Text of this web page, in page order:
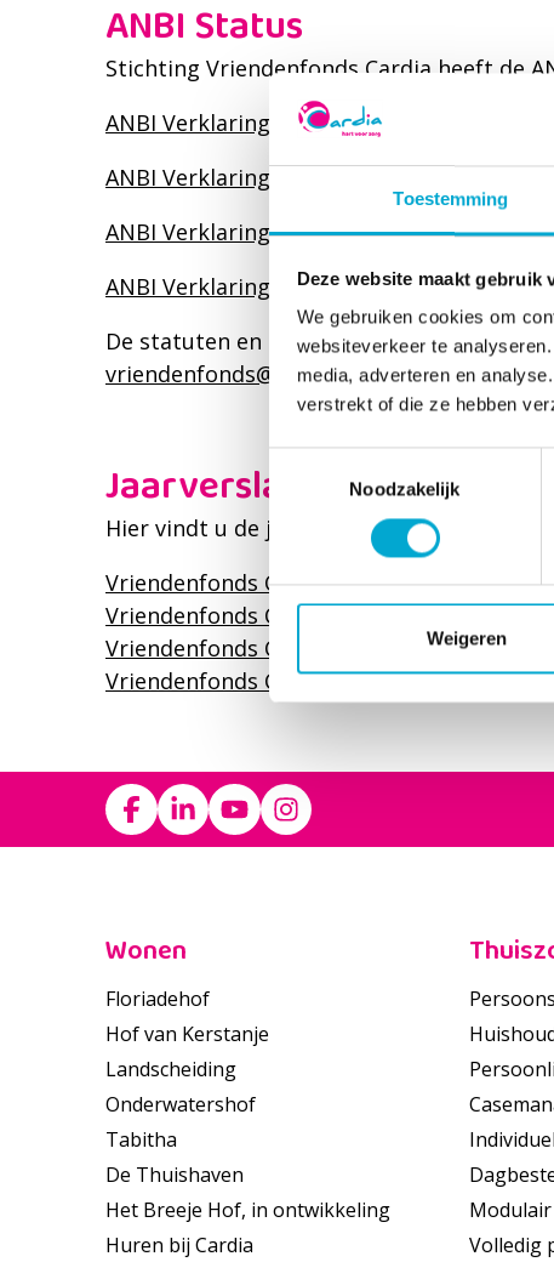
Toestemming
Deze website maakt gebruik
We gebruiken cookies om
websiteverkeer te
media, adverteren en
verstrekt of die ze hebben
Noodzakelijk
Weigeren
ANBI Status
Stichting Vriendenfonds Cardia heeft de
ANBI Verklaring 2024
ANBI Verklaring 2023
ANBI Verklaring 2022
ANBI Verklaring 2021
De statuten en het uittreksel KvK zijn op
vriendenfonds@cardia.nl.
Jaarverslag
Hier vindt u de jaarverslagen die het
Vriendenfonds Cardia Jaarverslag 2024
Vriendenfonds Cardia Jaarverslag 2023
Vriendenfonds Cardia Jaarverslag 2022
Vriendenfonds Cardia Jaarverslag 2021
Footer
Wonen
Floriadehof
Hof van Kerstanje
Landscheiding
Onderwatershof
Tabitha
De Thuishaven
Het Breeje Hof, in ontwikkeling
Huren bij Cardia
Volledig